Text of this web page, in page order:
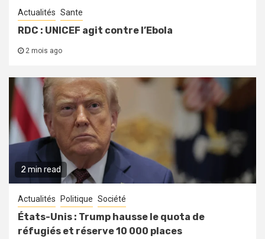
Actualités Sante
RDC : UNICEF agit contre l’Ebola
2 mois ago
2 min read
Actualités Politique Société
États-Unis : Trump hausse le quota de
réfugiés et réserve 10 000 places